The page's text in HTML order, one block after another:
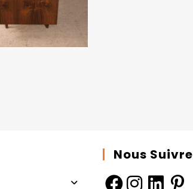
Nous Suivre